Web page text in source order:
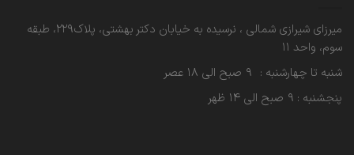
میرزای شیرازی شمالی ، نرسیده به خیابان دکتر بهشتی، پلاک۲۲۹، طبقه
سوم، واحد ۱۱
شنبه تا چهارشنبه : ۹ صبح الی ۱۸ عصر
پنجشنبه : ۹ صبح الی ۱۴ ظهر